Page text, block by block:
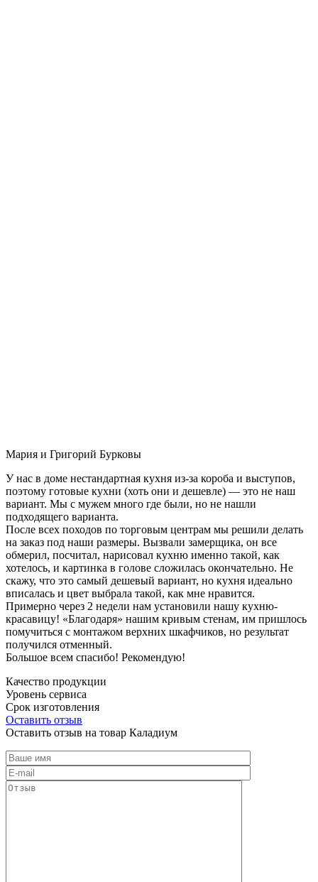
Мария и Григорий Бурковы
У нас в доме нестандартная кухня из-за короба и выступов,
поэтому готовые кухни (хоть они и дешевле) — это не наш
вариант. Мы с мужем много где были, но не нашли
подходящего варианта.
После всех походов по торговым центрам мы решили делать
на заказ под наши размеры. Вызвали замерщика, он все
обмерил, посчитал, нарисовал кухню именно такой, как
хотелось, и картинка в голове сложилась окончательно. Не
скажу, что это самый дешевый вариант, но кухня идеально
вписалась и цвет выбрала такой, как мне нравится.
Примерно через 2 недели нам установили нашу кухню-
красавицу! «Благодаря» нашим кривым стенам, им пришлось
помучиться с монтажом верхних шкафчиков, но результат
получился отменный.
Большое всем спасибо! Рекомендую!
Качество продукции
Уровень сервиса
Срок изготовления
Оставить отзыв
Оставить отзыв на товар Каладиум